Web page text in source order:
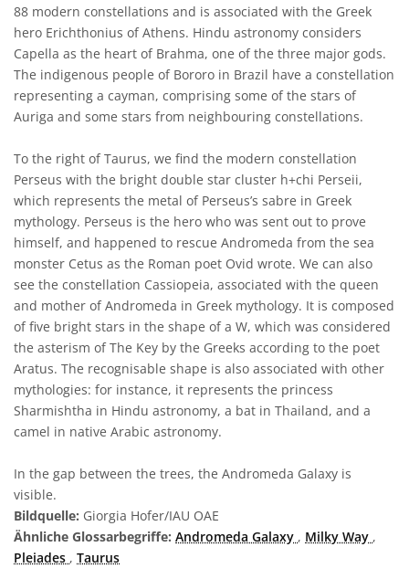
88 modern constellations and is associated with the Greek
hero Erichthonius of Athens. Hindu astronomy considers
Capella as the heart of Brahma, one of the three major gods.
The indigenous people of Bororo in Brazil have a constellation
representing a cayman, comprising some of the stars of
Auriga and some stars from neighbouring constellations.
To the right of Taurus, we find the modern constellation
Perseus with the bright double star cluster h+chi Perseii,
which represents the metal of Perseus’s sabre in Greek
mythology. Perseus is the hero who was sent out to prove
himself, and happened to rescue Andromeda from the sea
monster Cetus as the Roman poet Ovid wrote. We can also
see the constellation Cassiopeia, associated with the queen
and mother of Andromeda in Greek mythology. It is composed
of five bright stars in the shape of a W, which was considered
the asterism of The Key by the Greeks according to the poet
Aratus. The recognisable shape is also associated with other
mythologies: for instance, it represents the princess
Sharmishtha in Hindu astronomy, a bat in Thailand, and a
camel in native Arabic astronomy.
In the gap between the trees, the Andromeda Galaxy is
visible.
Bildquelle: Giorgia Hofer/IAU OAE
Ähnliche Glossarbegriffe: Andromeda Galaxy , Milky Way ,
Pleiades , Taurus